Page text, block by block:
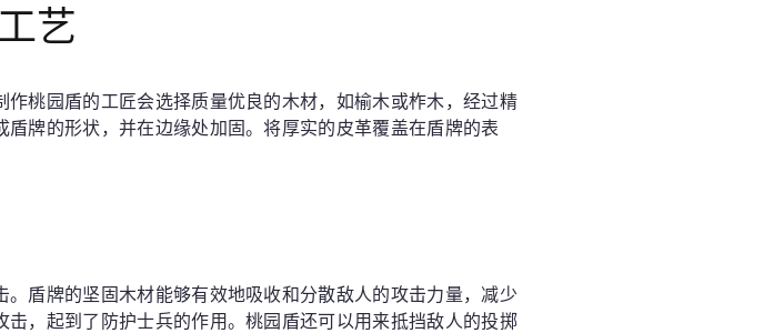
艺
桃园盾的工匠会选择质量优良的木材，如榆木或柞木，经过精
牌的形状，并在边缘处加固。将厚实的皮革覆盖在盾牌的表
盾牌的坚固木材能够有效地吸收和分散敌人的攻击力量，减少
，起到了防护士兵的作用。桃园盾还可以用来抵挡敌人的投掷